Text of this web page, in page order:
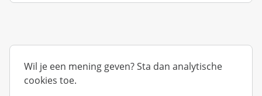
Wil je een mening geven? Sta dan analytische
cookies toe.